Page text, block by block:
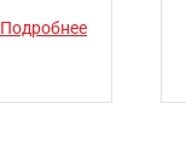
Подробнее